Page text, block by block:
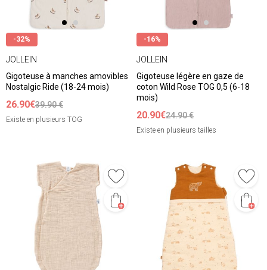
-32%
JOLLEIN
Gigoteuse à manches amovibles
Nostalgic Ride (18-24 mois)
26.90€39.90 €
Existe en plusieurs TOG
-16%
JOLLEIN
Gigoteuse légère en gaze de
coton Wild Rose TOG 0,5 (6-18
mois)
20.90€24.90 €
Existe en plusieurs tailles